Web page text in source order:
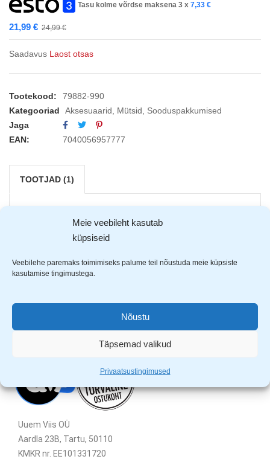
Meie veebileht kasutab
küpsiseid
Veebilehe paremaks toimimiseks palume teil nõustuda meie küpsiste
kasutamise tingimustega.
Nõustu
Täpsemad valikud
Privaatsustingimused
Tasu kolme võrdse maksena 3 x 7,33 €
24,99€
21,99 €
Saadavus Laost otsas
Tootekood:
79882-990
Kategooriad
Aksesuaarid Mütsid
Sooduspakkumised
Jaga
EAN:
7040056957777
TOOTJAD (1)
Uuem Viis OÜ
Aardla 23B, Tartu, 50110
KMKR nr. EE101331720